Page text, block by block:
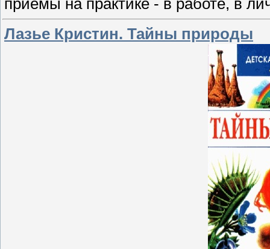
приемы на практике - в работе, в
Лазье Кристин. Тайны природы